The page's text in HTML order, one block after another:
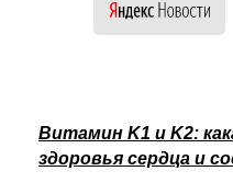
Витамин K1 и K2:
здоровья сердца и